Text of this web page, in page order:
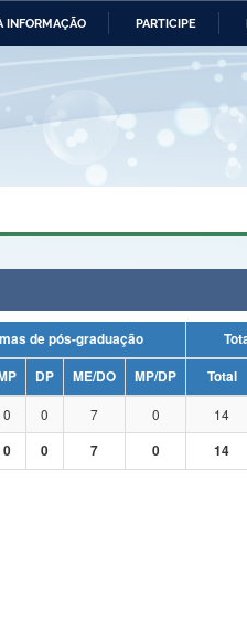
INFORMAÇÃO PARTICIPE
Ministério da Economia
e dos Direitos Humanos
Planalto
Total de Programas de pós-graduação
DP ME/DO MP/DP Total
0 0 7 0 14
0 0 7 0 14